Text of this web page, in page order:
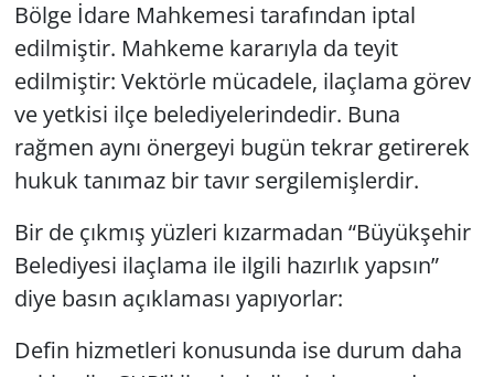
Bölge İdare Mahkemesi tarafından iptal
edilmiştir. Mahkeme kararıyla da teyit
edilmiştir: Vektörle mücadele, ilaçlama görev
ve yetkisi ilçe belediyelerindedir. Buna
rağmen aynı önergeyi bugün tekrar getirerek
hukuk tanımaz bir tavır sergilemişlerdir.
Bir de çıkmış yüzleri kızarmadan “Büyükşehir
Belediyesi ilaçlama ile ilgili hazırlık yapsın”
diye basın açıklaması yapıyorlar:
Defin hizmetleri konusunda ise durum daha